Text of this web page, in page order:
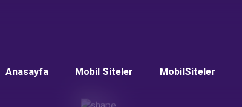
Anasayfa Mobil Siteler MobilSiteler